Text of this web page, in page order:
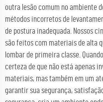
outra lesão comum no ambiente
métodos incorretos de
de postura inadequada. Nossos
são feitos com materiais de alta
lombar de primeira classe.
certeza de que não está apenas
materiais, mas também em um
garantir sua segurança,